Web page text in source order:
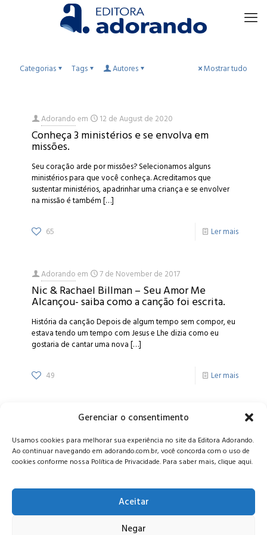
Gerenciar o consentimento
Usamos cookies para melhorar sua experiência no site da Editora Adorando.
Ao continuar navegando em adorando.com.br, você concorda com o uso de
cookies conforme nossa Política de Privacidade. Para saber mais, clique aqui.
Aceitar
Negar
Categorias Tags Autores Mostrar tudo
Adorandoem 12 de August de 2020
Conheça 3 ministérios e se envolva em
missões.
Seu coração arde por missões? Selecionamos alguns
ministérios para que você conheça. Acreditamos que
sustentar ministérios, apadrinhar uma criança e se envolver
na missão é também[…]
65 Ler mais
Adorandoem 7 de November de 2017
Nic & Rachael Billman – Seu Amor Me
Alcançou- saiba como a canção foi escrita.
História da canção Depois de algum tempo sem compor, eu
estava tendo um tempo com Jesus e Lhe dizia como eu
gostaria de cantar uma nova[…]
49 Ler mais
Alameda Oscar Niemeyer, 1033 – 7º Andar - Portaria 04, Vila da
Serra - Nova Lima/MG, CEP: 34006-065 - MG
CONTATO:editora@adorando.com.br